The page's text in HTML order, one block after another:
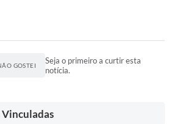
GOSTEI
Seja o primeiro a curtir esta
notícia.